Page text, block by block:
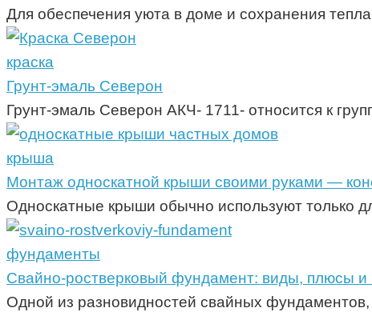
Для обеспечения уюта в доме и сохранения
краска
Грунт-эмаль Северон
Грунт-эмаль Северон АКЧ- 1711- относится к
крыша
Монтаж односкатной крыши своими руками —
Односкатные крыши обычно используют только
фундаменты
Свайно-ростверковый фундамент: виды, плюсы и
Одной из разновидностей свайных фундаментов,